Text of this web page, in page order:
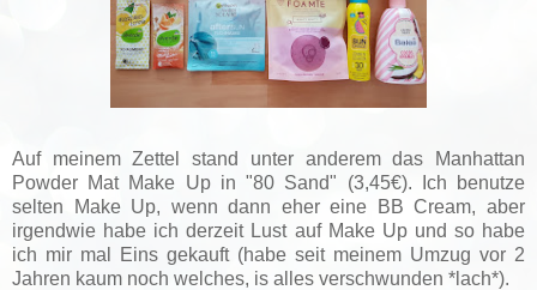
Auf meinem Zettel stand unter anderem das Manhattan
Powder Mat Make Up in "80 Sand" (3,45€). Ich benutze
selten Make Up, wenn dann eher eine BB Cream, aber
irgendwie habe ich derzeit Lust auf Make Up und so habe
ich mir mal Eins gekauft (habe seit meinem Umzug vor 2
Jahren kaum noch welches, is alles verschwunden *lach*).